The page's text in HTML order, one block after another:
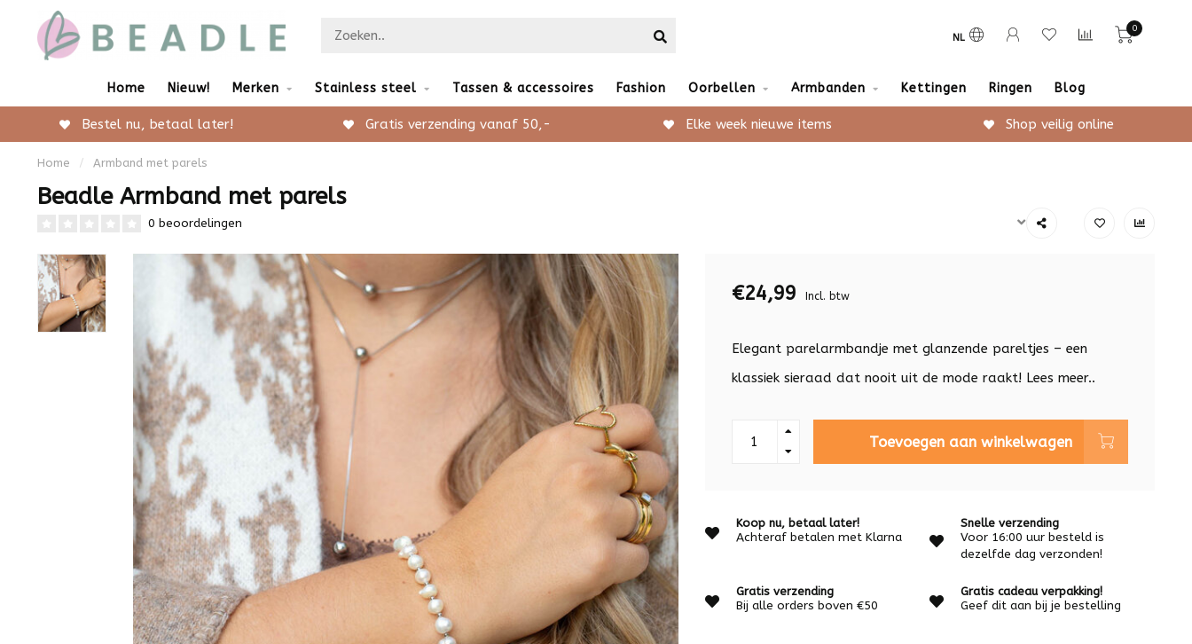
NL
0
Home Nieuw! Merken Stainless steel Tassen & accessoires Fashion Oorbellen Armbanden Kettingen Ringen Blog
Bestel nu, betaal later! Gratis verzending vanaf 50,- Elke week nieuwe items Shop veilig online
Home / Armband met parels
Beadle Armband met parels
0 beoordelingen
€24,99 Incl. btw
Elegant parelarmbandje met glanzende pareltjes – een
klassiek sieraad dat nooit uit de mode raakt! Lees meer..
Toevoegen aan winkelwagen
Koop nu, betaal later!
Achteraf betalen met Klarna
Snelle verzending
Voor 16:00 uur besteld is
dezelfde dag verzonden!
Gratis verzending
Bij alle orders boven €50
Gratis cadeau verpakking!
Geef dit aan bij je bestelling